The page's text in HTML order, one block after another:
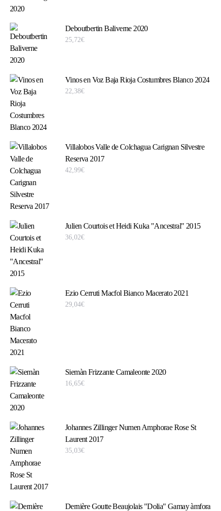
Deboutbertin Baliverne 2020
25,72€
Vinos en Voz Baja Rioja Costumbres Blanco 2024
22,38€
Villalobos Valle de Colchagua Carignan Silvestre
Reserva 2017
42,99€
Julien Courtois et Heidi Kuka "Ancestral" 2015
36,02€
Ezio Cerruti Macfol Bianco Macerato 2021
29,04€
Siemàn Frizzante Camaleonte 2020
16,65€
Johannes Zillinger Numen Amphorae Rose St
Laurent 2017
35,03€
Dernière Goutte Beaujolais "Dolia" Gamay àmfora